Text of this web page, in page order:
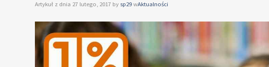
Artykuł z dnia 27 lutego, 2017 by sp29 wAktualności